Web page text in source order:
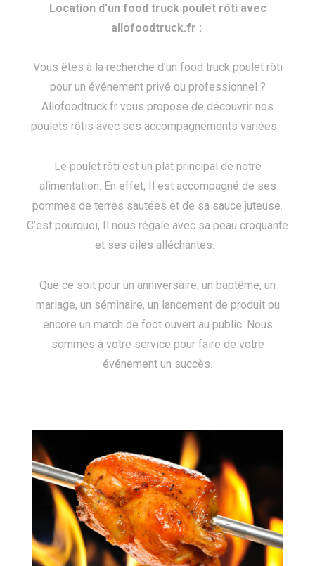
Location d’un food truck poulet rôti avec
allofoodtruck.fr :
Vous êtes à la recherche d’un food truck poulet rôti
pour un événement privé ou professionnel ?
Allofoodtruck.fr vous propose de découvrir nos
poulets rôtis avec ses accompagnements variées.
Le poulet rôti est un plat principal de notre
alimentation. En effet, Il est accompagné de ses
pommes de terres sautées et de sa sauce juteuse.
C’est pourquoi, Il nous régale avec sa peau croquante
et ses ailes alléchantes.
Que ce soit pour un anniversaire, un baptême, un
mariage, un séminaire, un lancement de produit ou
encore un match de foot ouvert au public. Nous
sommes à votre service pour faire de votre
événement un succès.